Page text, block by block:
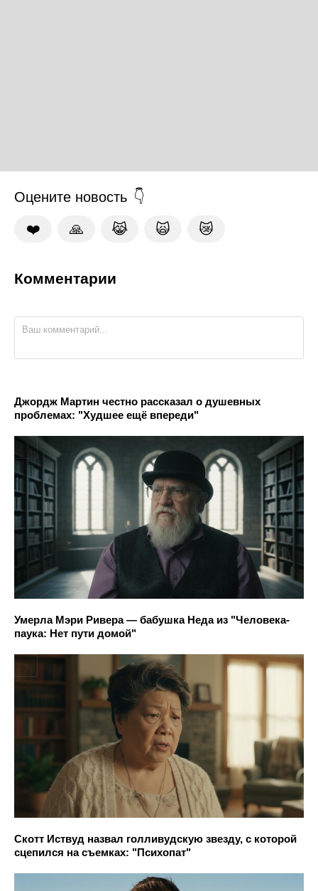
Оцените новость
❤️ 🙏 😹 🙀 😿
Комментарии
Джордж Мартин честно рассказал о душевных
проблемах: "Худшее ещё впереди"
Умерла Мэри Ривера — бабушка Неда из "Человека-
паука: Нет пути домой"
Скотт Иствуд назвал голливудскую звезду, с которой
сцепился на съемках: "Психопат"